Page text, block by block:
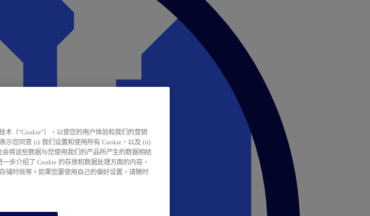
术（“Cookie”），以使您的用户体验和我们的营销
表示您同意 (i) 我们设置和使用所有 Cookie，以及 (ii)
将这些数据与您使用我们的产品所产生的数据相结
一步介绍了 Cookie 的存放和数据处理方面的内容，
储时效等。如果您要使用自己的偏好设置，请随时